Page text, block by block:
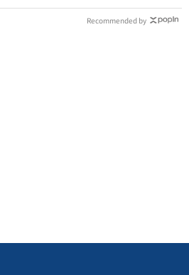
Recommended by